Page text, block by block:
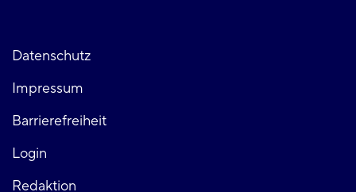
Fußzeile
links
Datenschutz
Impressum
Barrierefreiheit
Login
Redaktion